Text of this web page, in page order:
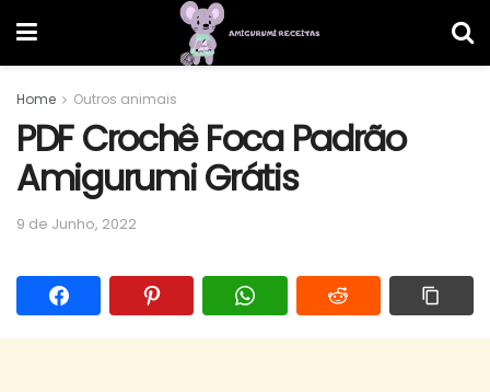
Home Outros animais
PDF Crochê Foca Padrão
Amigurumi Grátis
9 de Junho, 2022